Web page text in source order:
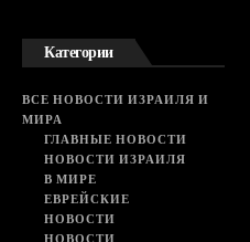
Категории
ВСЕ НОВОСТИ ИЗРАИЛЯ И
МИРА
ГЛАВНЫЕ НОВОСТИ
НОВОСТИ ИЗРАИЛЯ
В МИРЕ
ЕВРЕЙСКИЕ
НОВОСТИ